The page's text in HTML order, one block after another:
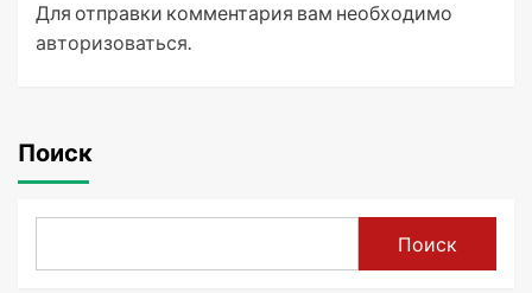
Для отправки комментария вам необходимо
авторизоваться.
Поиск
Поиск